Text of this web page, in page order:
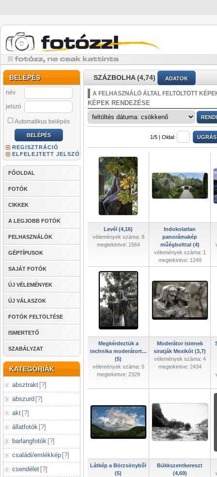
BELÉPÉS
név
jelszó
Automatikus belépés
REGISZTRÁCIÓ
ELFELEJTETT JELSZÓ
FŐOLDAL
FOTÓK
CIKKEK
A LEGJOBB FOTÓK
FELHASZNÁLÓK
GÉPTÍPUSOK
SAJÁT FOTÓK
ÚJ VÉLEMÉNYEK
ÚJ VÁLASZOK
FOTÓK FELTÖLTÉSE
ISMERTETŐ
SZABÁLYZAT
KATEGÓRIÁK
absztrakt [?]
abszurd [?]
akt [?]
állatfotók [?]
barlangfotók [?]
családi/emlékkép [?]
csendélet [?]
SZÁZBOLHA (4,74) ADATOK
A FELHASZNÁLÓ ÁLTAL FELTÖLTÖTT
KÉPEK RENDEZÉSE
1/5 | Oldal:
Levél (4,16)
vélemények száma: 8
megtekintve: 1564
Indokolatlan
panorámakép
műégbolttal (4)
vélemények száma: 1
megtekintve: 1249
Megkérdeztük a
technika moderátort...
(5)
vélemények száma: 5
megtekintve: 2329
Moderátor istenek
siratják Mexikót (3,7)
vélemények száma: 4
megtekintve: 2434
Látkép a Börzsönyből
(5)
Bükkszentkereszt
(4,69)